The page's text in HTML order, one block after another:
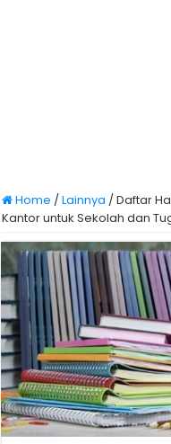
Home /Lainnya /Daftar
Kantor untuk Sekolah dan